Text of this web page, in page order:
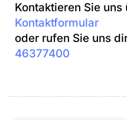
Kontaktieren Sie uns
Kontaktformular
oder rufen Sie uns
46377400